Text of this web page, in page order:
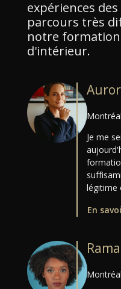
expériences
parcours très
notre
d'intérieur.
Montréal
Je me
légitime
En
Montréal